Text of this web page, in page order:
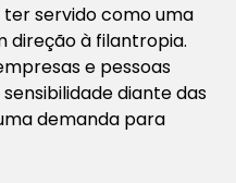
servido como uma
direção à filantropia.
e pessoas
diante das
demanda para